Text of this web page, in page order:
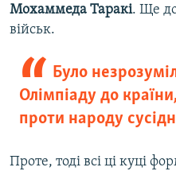
Мохаммеда Таракі. Ще
військ.
Було
Олімпіаду до
проти народу
Проте, тоді всі ці куці